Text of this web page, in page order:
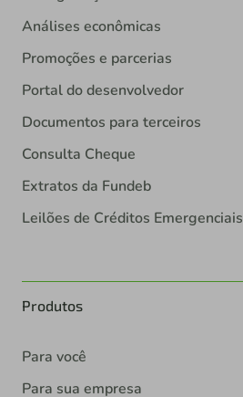
Análises econômicas
Promoções e parcerias
Portal do desenvolvedor
Documentos para terceiros
Consulta Cheque
Extratos da Fundeb
Leilões de Créditos Emergenciais
Produtos
Para você
Para sua empresa